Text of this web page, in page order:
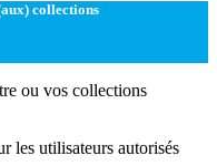
collections
ou vos collections
les utilisateurs autorisés